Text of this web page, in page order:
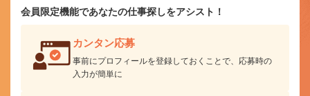
会員限定機能であなたの仕事探しをアシスト！
カンタン応募
事前にプロフィールを登録しておくことで、応募時の
入力が簡単に